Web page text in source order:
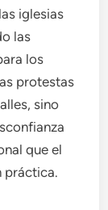
iglesias
las
los
protestas
sino
que el
práctica.